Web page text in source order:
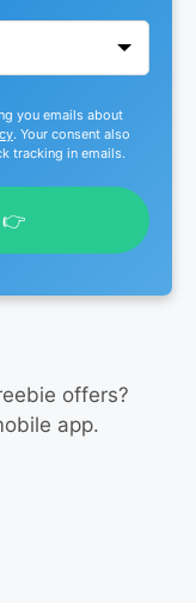
you emails about
. Your consent also
tracking in emails.
👉
offers?
app.